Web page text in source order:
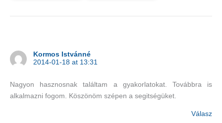
Kormos Istvánné
2014-01-18 at 13:31
Nagyon hasznosnak találtam a gyakorlatokat. Továbbra is
alkalmazni fogom. Köszönöm szépen a segitségüket.
Válasz